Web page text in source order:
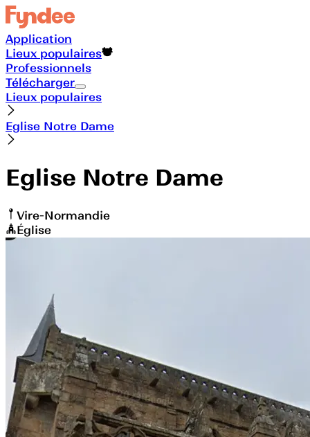
Application
Lieux populaires
Professionnels
Télécharger
Lieux populaires
Eglise Notre Dame
Eglise Notre Dame
Vire-Normandie
Église